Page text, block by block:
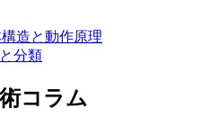
造と動作原理
分類
コラム